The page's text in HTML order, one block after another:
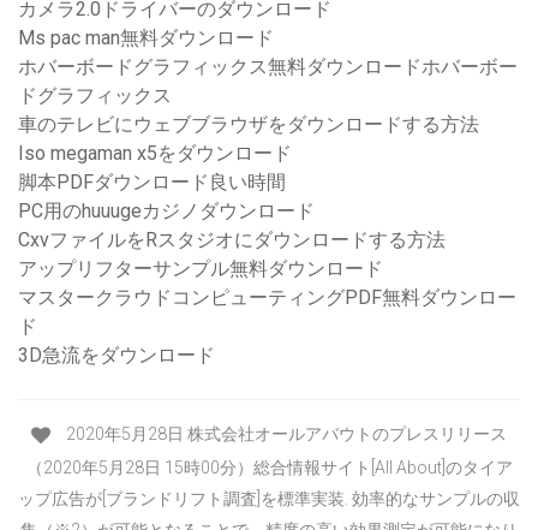
カメラ2.0ドライバーのダウンロード
Ms pac man無料ダウンロード
ホバーボードグラフィックス無料ダウンロードホバーボー
ドグラフィックス
車のテレビにウェブブラウザをダウンロードする方法
Iso megaman x5をダウンロード
脚本PDFダウンロード良い時間
PC用のhuuugeカジノダウンロード
CxvファイルをRスタジオにダウンロードする方法
アップリフターサンプル無料ダウンロード
マスタークラウドコンピューティングPDF無料ダウンロー
ド
3D急流をダウンロード
2020年5月28日 株式会社オールアバウトのプレスリリース
（2020年5月28日 15時00分）総合情報サイト[All About]のタイア
ップ広告が[ブランドリフト調査]を標準実装. 効率的なサンプルの収